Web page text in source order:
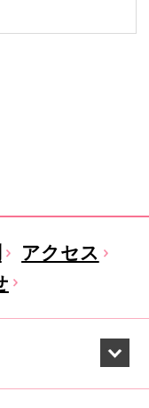
アクセス